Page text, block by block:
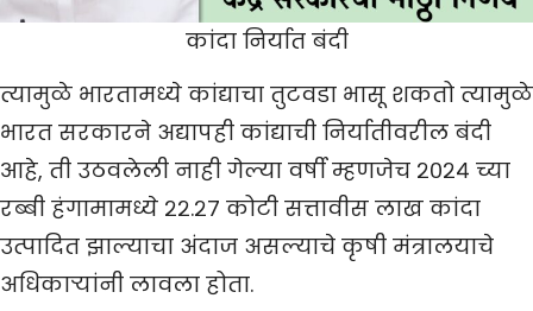
कांदा निर्यात बंदी
त्यामुळे भारतामध्ये कांद्याचा तुटवडा भासू शकतो त्यामुळे
भारत सरकारने अद्यापही कांद्याची निर्यातीवरील बंदी
आहे, ती उठवलेली नाही गेल्या वर्षी म्हणजेच २०२४ च्या
रब्बी हंगामामध्ये २२.२७ कोटी सत्तावीस लाख कांदा
उत्पादित झाल्याचा अंदाज असल्याचे कृषी मंत्रालयाचे
अधिकाऱ्यांनी लावला होता.